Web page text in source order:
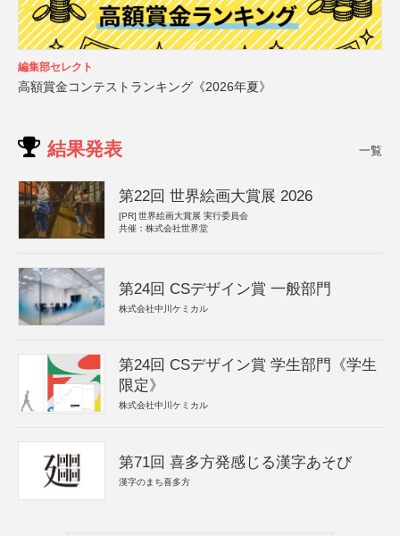
編集部セレクト
高額賞金コンテストランキング《2026年夏》
結果発表 一覧
第22回 世界絵画大賞展 2026
[PR] 世界絵画大賞展 実行委員会
共催：株式会社世界堂
第24回 CSデザイン賞 一般部門
株式会社中川ケミカル
第24回 CSデザイン賞 学生部門《学生
限定》
株式会社中川ケミカル
第71回 喜多方発感じる漢字あそび
漢字のまち喜多方